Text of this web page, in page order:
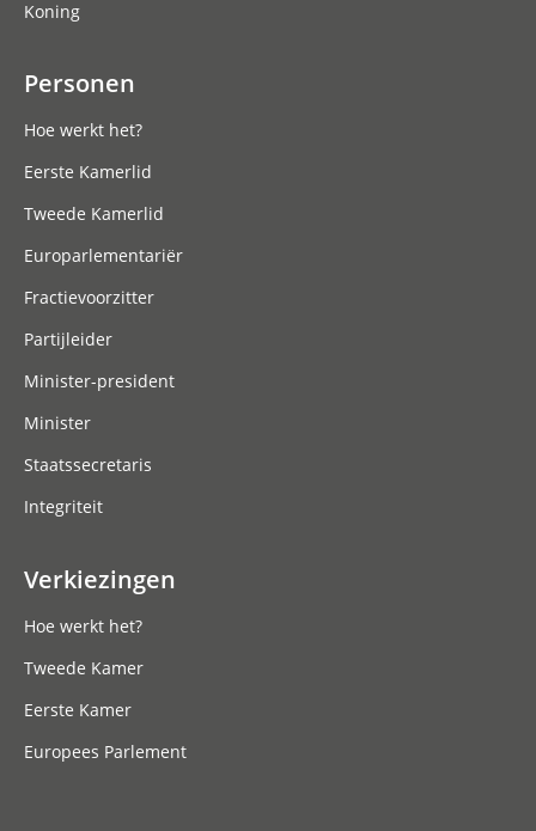
Koning
Personen
Hoe werkt het?
Eerste Kamerlid
Tweede Kamerlid
Europarlementariër
Fractievoorzitter
Partijleider
Minister-president
Minister
Staatssecretaris
Integriteit
Verkiezingen
Hoe werkt het?
Tweede Kamer
Eerste Kamer
Europees Parlement